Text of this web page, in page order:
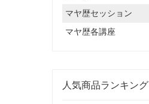
マヤ歴セッション
マヤ歴各講座
人気商品ランキング